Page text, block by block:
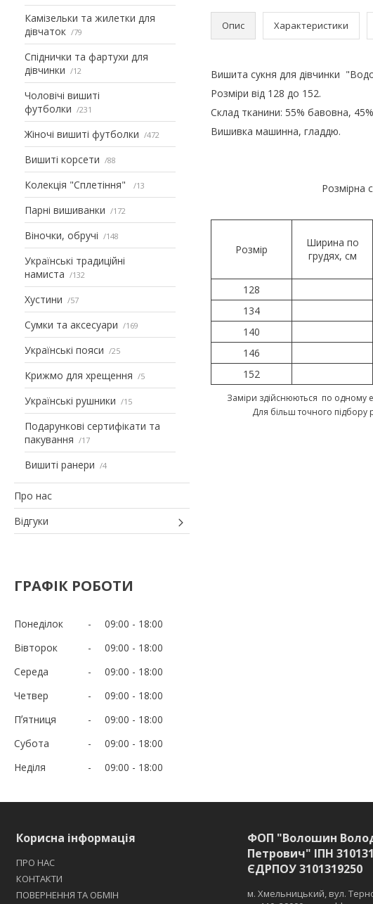
Камізельки та жилетки для
дівчаток
79
Спіднички та фартухи для
дівчинки
12
Чоловічі вишиті
футболки
231
Жіночі вишиті футболки 472
Вишиті корсети 88
Колекція "Сплетіння" 13
Парні вишиванки 172
Віночки, обручі 148
Українські традиційні
намиста
132
Хустини 57
Сумки та аксесуари 169
Українські пояси 25
Крижмо для хрещення 5
Українські рушники 15
Подарункові сертифікати та
пакування
17
Вишиті ранери 4
Про нас
Відгуки
ГРАФІК РОБОТИ
Понеділок 09:00
18:00
Вівторок
09:00
18:00
Середа
09:00
18:00
Четвер
09:00
18:00
Пʼятниця
09:00
18:00
Субота
09:00
18:00
Неділя
09:00 18:00
Опис Характеристики
Вишита сукня для дівчинки
Розміри від 128 до 152.
Склад тканини: 55% бавовна,
Вишивка машинна, гладдю.
Розмірна
Розмір
Ширина по
грудях, см
128
134
140
146
152
Заміри здійснюються по одному
Для більш точного
Корисна інформація
ПРО НАС
КОНТАКТИ
ПОВЕРНЕННЯ ТА ОБМІН
ФОП "Волошин
Петрович" ІПН
ЄДРПОУ 3101319250
м. Хмельницький, вул.